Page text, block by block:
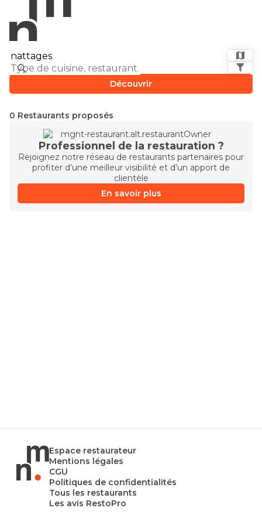
Découvrir
0 Restaurants proposés
Professionnel de la restauration ?
Rejoignez notre réseau de restaurants partenaires pour
profiter d’une meilleur visibilité et d’un apport de
clientèle
En savoir plus
Espace restaurateur
Mentions légales
CGU
Politiques de confidentialités
Tous les restaurants
Les avis RestoPro